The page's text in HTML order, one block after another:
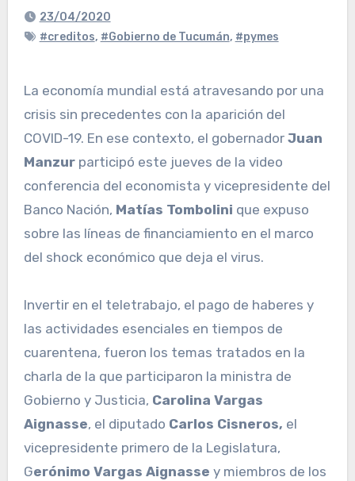
23/04/2020
#creditos, #Gobierno de Tucumán, #pymes
La economía mundial está atravesando por una
crisis sin precedentes con la aparición del
COVID-19. En ese contexto, el gobernadorJuan
Manzurparticipó este jueves de la video
conferencia del economista y vicepresidente del
Banco Nación, Matías Tombolini que expuso
sobre las líneas de financiamiento en el marco
del shock económico que deja el virus.
Invertir en el teletrabajo, el pago de haberes y
las actividades esenciales en tiempos de
cuarentena, fueron los temas tratados en la
charla de la que participaron la ministra de
Gobierno y Justicia, Carolina Vargas
Aignasse, el diputado Carlos Cisneros, el
vicepresidente primero de la Legislatura,
Gerónimo Vargas Aignasse y miembros de los